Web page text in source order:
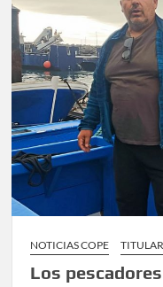
NOTICIAS COPE
Los